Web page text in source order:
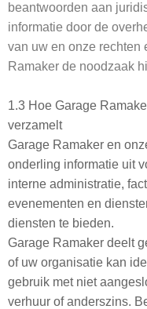
beantwoorden aan
informatie door de
van uw en onze rechten
Ramaker de noodzaak
1.3 Hoe Garage
verzamelt
Garage Ramaker en
onderling informatie uit
interne administratie,
evenementen en
diensten te bieden.
Garage Ramaker deelt
of uw organisatie kan
gebruik met niet
verhuur of anderszins.